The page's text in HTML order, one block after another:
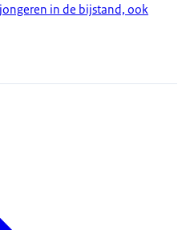
in de bijstand, ook